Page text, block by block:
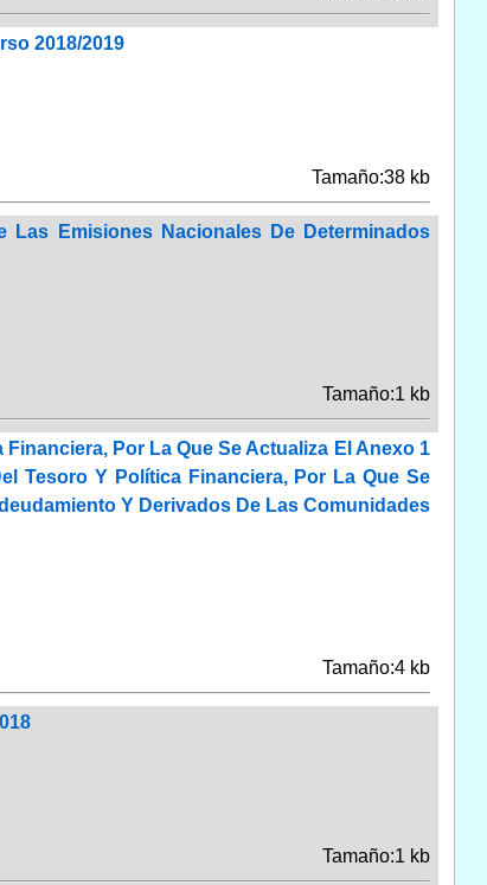
2018/2019
Tamaño:38 kb
Las Emisiones Nacionales De Determinados
Tamaño:1 kb
Por La Que Se Actualiza El Anexo 1
Tesoro Y Política Financiera, Por La Que Se
Y Derivados De Las Comunidades
Tamaño:4 kb
Tamaño:1 kb